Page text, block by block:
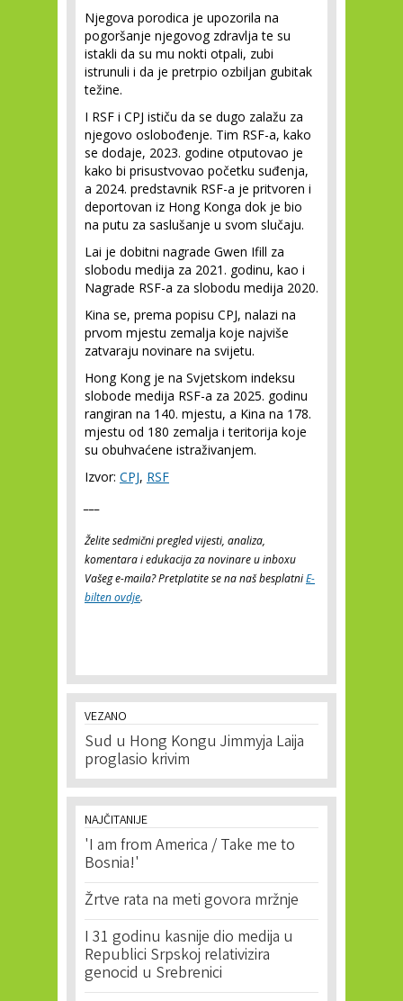
Njegova porodica je upozorila na
pogoršanje njegovog zdravlja te su
istakli da su mu nokti otpali, zubi
istrunuli i da je pretrpio ozbiljan gubitak
težine.
I RSF i CPJ ističu da se dugo zalažu za
njegovo oslobođenje. Tim RSF-a, kako
se dodaje, 2023. godine otputovao je
kako bi prisustvovao početku suđenja,
a 2024. predstavnik RSF-a je pritvoren i
deportovan iz Hong Konga dok je bio
na putu za saslušanje u svom slučaju.
Lai je dobitni nagrade Gwen Ifill za
slobodu medija za 2021. godinu, kao i
Nagrade RSF-a za slobodu medija 2020.
Kina se, prema popisu CPJ, nalazi na
prvom mjestu zemalja koje najviše
zatvaraju novinare na svijetu.
Hong Kong je na Svjetskom indeksu
slobode medija RSF-a za 2025. godinu
rangiran na 140. mjestu, a Kina na 178.
mjestu od 180 zemalja i teritorija koje
su obuhvaćene istraživanjem.
Izvor: CPJ, RSF
Želite sedmični pregled vijesti, analiza,
komentara i edukacija za novinare u inboxu
Vašeg e-maila? Pretplatite se na naš besplatniE-
bilten ovdje.
VEZANO
Sud u Hong Kongu Jimmyja Laija
proglasio krivim
NAJČITANIJE
'I am from America / Take me to
Bosnia!'
Žrtve rata na meti govora mržnje
I 31 godinu kasnije dio medija u
Republici Srpskoj relativizira
genocid u Srebrenici